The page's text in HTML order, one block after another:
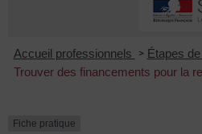
Accueil professionnels > Étapes
Trouver des financements pour la
Fiche pratique